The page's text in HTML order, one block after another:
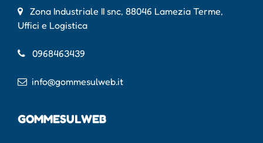
Zona Industriale II snc, 88046 Lamezia Terme,
Uffici e Logistica
0968463439
info@gommesulweb.it
GOMMESULWEB